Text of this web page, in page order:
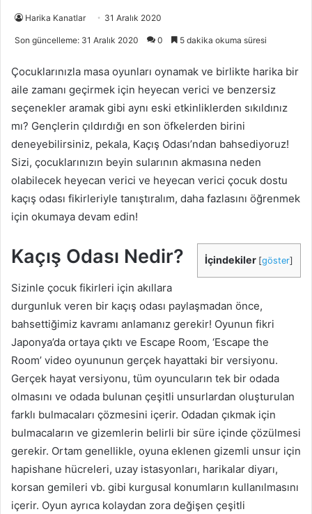
Harika Kanatlar 31 Aralık 2020
Son güncelleme: 31 Aralık 2020 0 5 dakika okuma süresi
Çocuklarınızla masa oyunları oynamak ve birlikte harika bir
aile zamanı geçirmek için heyecan verici ve benzersiz
seçenekler aramak gibi aynı eski etkinliklerden sıkıldınız
mı? Gençlerin çıldırdığı en son öfkelerden birini
deneyebilirsiniz, pekala, Kaçış Odası’ndan bahsediyoruz!
Sizi, çocuklarınızın beyin sularının akmasına neden
olabilecek heyecan verici ve heyecan verici çocuk dostu
kaçış odası fikirleriyle tanıştıralım, daha fazlasını öğrenmek
için okumaya devam edin!
İçindekiler [göster]
Kaçış Odası Nedir?
Sizinle çocuk fikirleri için akıllara
durgunluk veren bir kaçış odası paylaşmadan önce,
bahsettiğimiz kavramı anlamanız gerekir! Oyunun fikri
Japonya’da ortaya çıktı ve Escape Room, ‘Escape the
Room’ video oyununun gerçek hayattaki bir versiyonu.
Gerçek hayat versiyonu, tüm oyuncuların tek bir odada
olmasını ve odada bulunan çeşitli unsurlardan oluşturulan
farklı bulmacaları çözmesini içerir. Odadan çıkmak için
bulmacaların ve gizemlerin belirli bir süre içinde çözülmesi
gerekir. Ortam genellikle, oyuna eklenen gizemli unsur için
hapishane hücreleri, uzay istasyonları, harikalar diyarı,
korsan gemileri vb. gibi kurgusal konumların kullanılmasını
içerir. Oyun ayrıca kolaydan zora değişen çeşitli